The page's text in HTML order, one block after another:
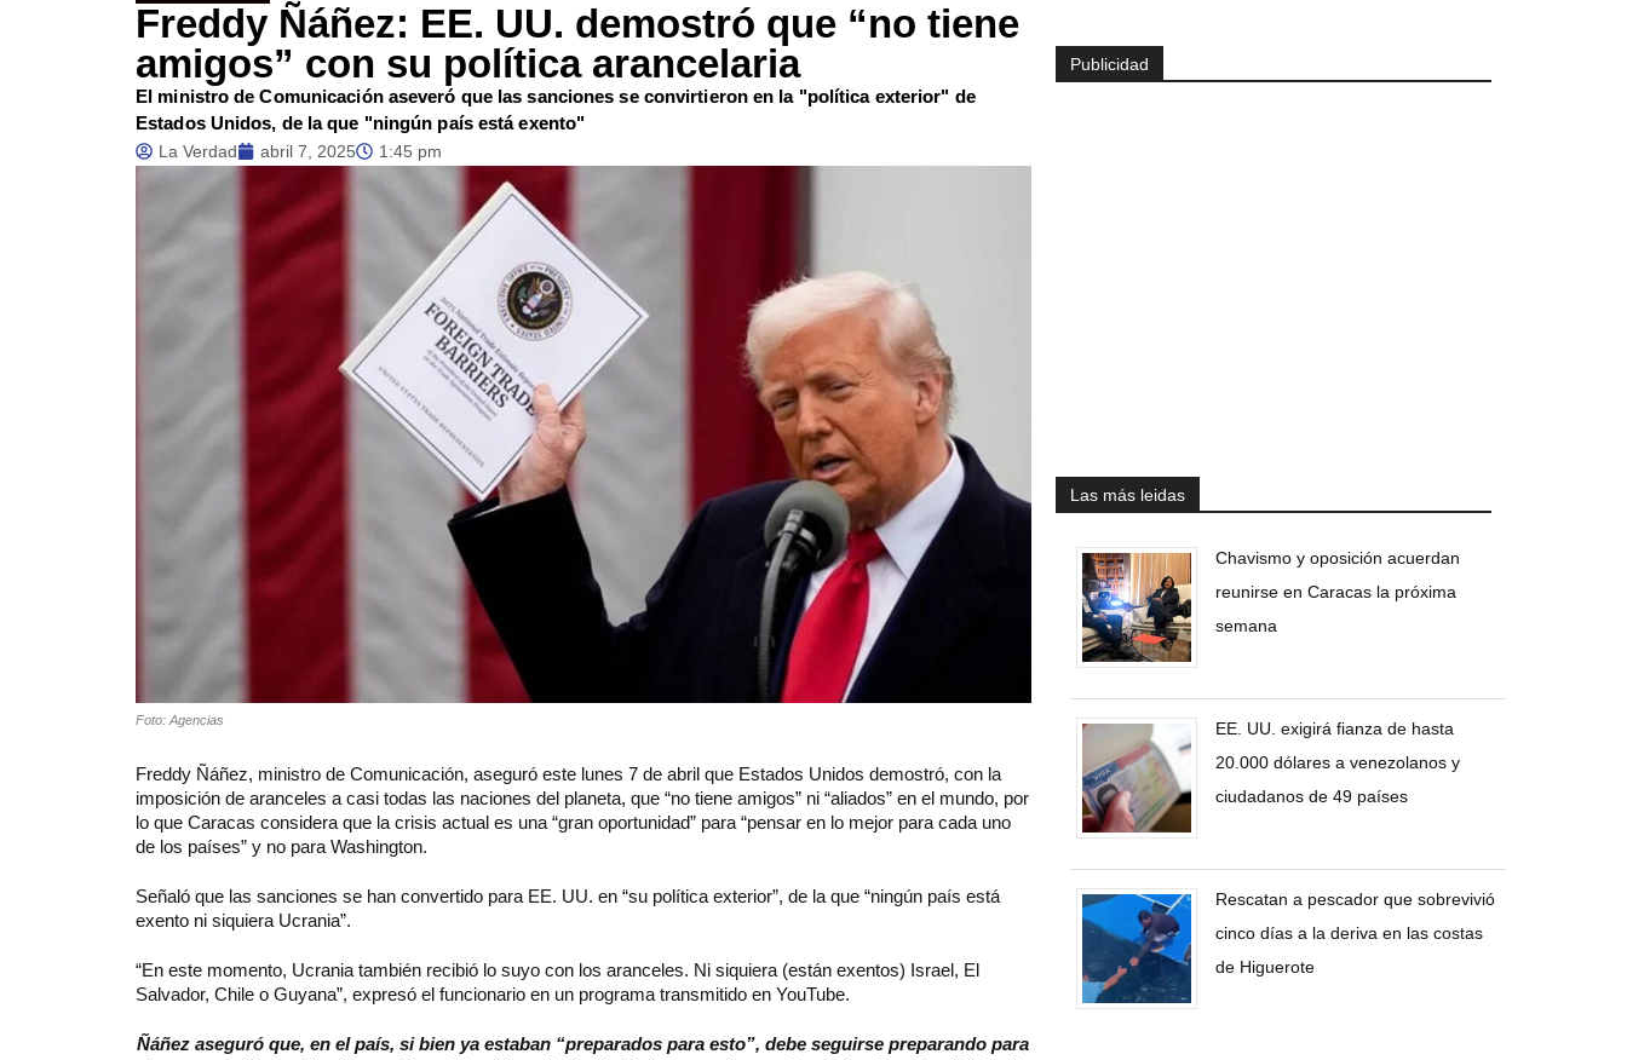
Freddy Ñáñez: EE. UU. demostró que “no tiene
amigos” con su política arancelaria
El ministro de Comunicación aseveró que las sanciones se convirtieron en la "política exterior" de
Estados Unidos, de la que "ningún país está exento"
La Verdad abril 7, 2025 1:45 pm
Foto: Agencias
Freddy Ñáñez, ministro de Comunicación, aseguró este lunes 7 de abril que Estados Unidos demostró, con la
imposición de aranceles a casi todas las naciones del planeta, que “no tiene amigos” ni “aliados” en el mundo, por
lo que Caracas considera que la crisis actual es una “gran oportunidad” para “pensar en lo mejor para cada uno
de los países” y no para Washington.
Señaló que las sanciones se han convertido para EE. UU. en “su política exterior”, de la que “ningún país está
exento ni siquiera Ucrania”.
“En este momento, Ucrania también recibió lo suyo con los aranceles. Ni siquiera (están exentos) Israel, El
Salvador, Chile o Guyana”, expresó el funcionario en un programa transmitido en YouTube.
Ñáñez aseguró que, en el país, si bien ya estaban “preparados para esto”, debe seguirse preparando para
Publicidad
Las más leidas
Chavismo y oposición acuerdan
reunirse en Caracas la próxima
semana
EE. UU. exigirá fianza de hasta
20.000 dólares a venezolanos y
ciudadanos de 49 países
Rescatan a pescador que sobrevivió
cinco días a la deriva en las costas
de Higuerote